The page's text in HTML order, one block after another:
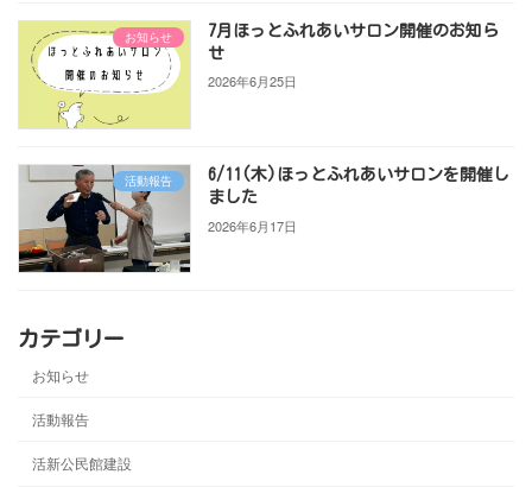
お知らせ
7月ほっとふれあいサロン開催のお知ら
せ
2026年6月25日
活動報告
6/11(木)ほっとふれあいサロンを開催し
ました
2026年6月17日
カテゴリー
お知らせ
活動報告
活新公民館建設